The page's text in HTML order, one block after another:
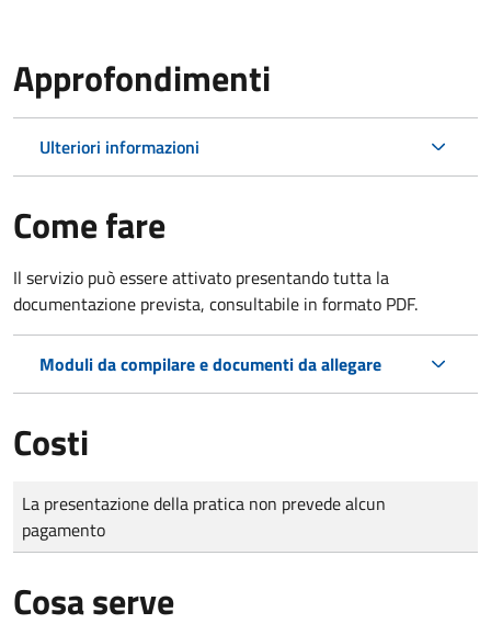
Approfondimenti
Ulteriori informazioni
Come fare
Il servizio può essere attivato presentando tutta la
documentazione prevista, consultabile in formato PDF.
Moduli da compilare e documenti da allegare
Costi
Tipo di pagamento
Importo
La presentazione della pratica non prevede alcun
pagamento
Cosa serve